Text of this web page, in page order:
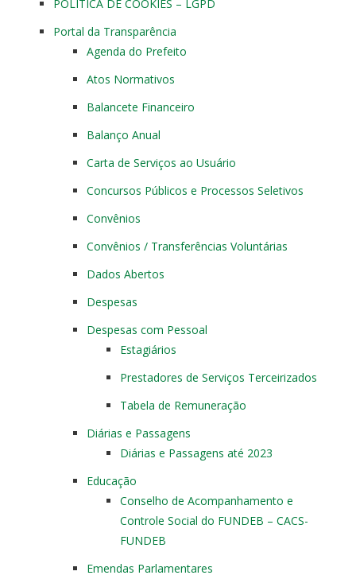
POLÍTICA DE COOKIES – LGPD
Portal da Transparência
Agenda do Prefeito
Atos Normativos
Balancete Financeiro
Balanço Anual
Carta de Serviços ao Usuário
Concursos Públicos e Processos Seletivos
Convênios
Convênios / Transferências Voluntárias
Dados Abertos
Despesas
Despesas com Pessoal
Estagiários
Prestadores de Serviços Terceirizados
Tabela de Remuneração
Diárias e Passagens
Diárias e Passagens até 2023
Educação
Conselho de Acompanhamento e
Controle Social do FUNDEB – CACS-
FUNDEB
Emendas Parlamentares